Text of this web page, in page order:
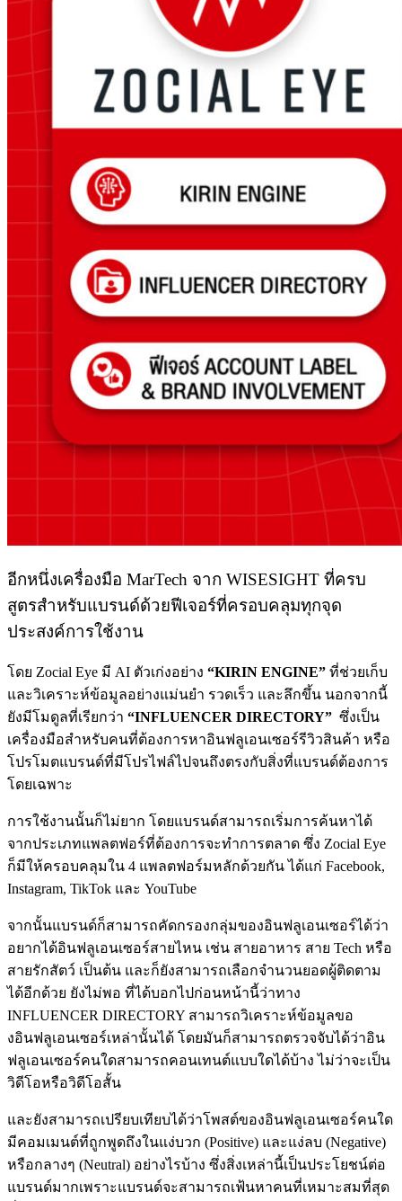
อีกหนึ่งเครื่องมือ MarTech จาก WISESIGHT ที่ครบ
สูตรสำหรับแบรนด์ด้วยฟีเจอร์ที่ครอบคลุมทุกจุด
ประสงค์การใช้งาน
โดย Zocial Eye มี AI ตัวเก่งอย่าง “KIRIN ENGINE” ที่ช่วยเก็บ
และวิเคราะห์ข้อมูลอย่างแม่นยำ รวดเร็ว และลึกขึ้น นอกจากนี้
ยังมีโมดูลที่เรียกว่า “INFLUENCER DIRECTORY” ซึ่งเป็น
เครื่องมือสำหรับคนที่ต้องการหาอินฟลูเอนเซอร์รีวิวสินค้า หรือ
โปรโมตแบรนด์ที่มีโปรไฟล์ไปจนถึงตรงกับสิ่งที่แบรนด์ต้องการ
โดยเฉพาะ
การใช้งานนั้นก็ไม่ยาก โดยแบรนด์สามารถเริ่มการค้นหาได้
จากประเภทแพลตฟอร์ที่ต้องการจะทำการตลาด ซึ่ง Zocial Eye
ก็มีให้ครอบคลุมใน 4 แพลตฟอร์มหลักด้วยกัน ได้แก่ Facebook,
Instagram, TikTok และ YouTube
จากนั้นแบรนด์ก็สามารถคัดกรองกลุ่มของอินฟลูเอนเซอร์ได้ว่า
อยากได้อินฟลูเอนเซอร์สายไหน เช่น สายอาหาร สาย Tech หรือ
สายรักสัตว์ เป็นต้น และก็ยังสามารถเลือกจำนวนยอดผู้ติดตาม
ได้อีกด้วย ยังไม่พอ ที่ได้บอกไปก่อนหน้านี้ว่าทาง
INFLUENCER DIRECTORY สามารถวิเคราะห์ข้อมูลขอ
งอินฟลูเอนเซอร์เหล่านั้นได้ โดยมันก็สามารถตรวจจับได้ว่าอิน
ฟลูเอนเซอร์คนใดสามารถคอนเทนต์แบบใดได้บ้าง ไม่ว่าจะเป็น
วิดีโอหรือวิดีโอสั้น
และยังสามารถเปรียบเทียบได้ว่าโพสต์ของอินฟลูเอนเซอร์คนใด
มีคอมเมนต์ที่ถูกพูดถึงในแง่บวก (Positive) และแง่ลบ (Negative)
หรือกลางๆ (Neutral) อย่างไรบ้าง ซึ่งสิ่งเหล่านี้เป็นประโยชน์ต่อ
แบรนด์มากเพราะแบรนด์จะสามารถเฟ้นหาคนที่เหมาะสมที่สุด